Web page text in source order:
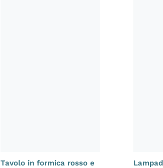
Tavolo in formica rosso e